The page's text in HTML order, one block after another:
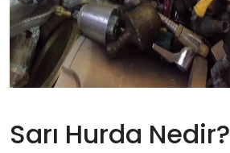
Sarı Hurda Nedir?